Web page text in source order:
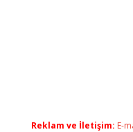
Reklam ve İletişim: E-